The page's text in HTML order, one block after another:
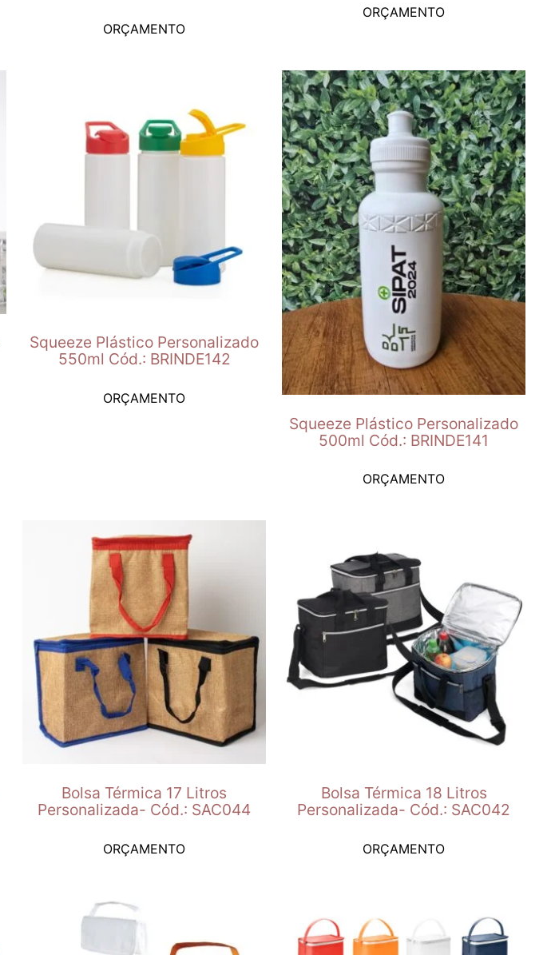
ORÇAMENTO
ORÇAMENTO
Squeeze Plástico Personalizado
550ml Cód.: BRINDE142
ORÇAMENTO
Squeeze Plástico Personalizado
500ml Cód.: BRINDE141
ORÇAMENTO
Bolsa Térmica 17 Litros
Personalizada- Cód.: SAC044
ORÇAMENTO
Bolsa Térmica 18 Litros
Personalizada- Cód.: SAC042
ORÇAMENTO